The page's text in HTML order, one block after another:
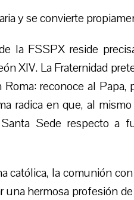
y se convierte
la FSSPX reside
XIV. La Fraternidad
reconoce al Papa,
radica en que, al
Sede respecto a
católica, la comunión
una hermosa profesión